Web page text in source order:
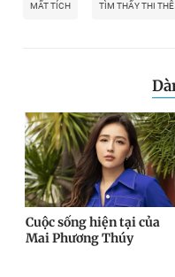
MẤT TÍCH TÌM THẤY THI THỂ